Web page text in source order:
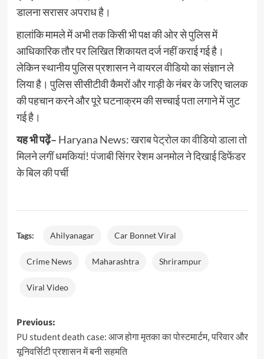
डालना सरासर अपराध है।
हालांकि मामले में अभी तक किसी भी पक्ष की ओर से पुलिस में
आधिकारिक तौर पर लिखित शिकायत दर्ज नहीं कराई गई है।
लेकिन स्थानीय पुलिस प्रशासन ने वायरल वीडियो का संज्ञान ले
लिया है। पुलिस सीसीटीवी कैमरों और गाड़ी के नंबर के जरिए चालक
की पहचान करने और पूरे घटनाक्रम की सच्चाई पता लगाने में जुट
गई है।
यह भी पढ़ें– Haryana News: खराब पेट्रोल का वीडियो डाला तो
मिलने लगीं धमकियां! पंजाबी सिंगर रेशम अनमोल ने दिखाई डिफेंडर
के बिल की पर्ची
Tags: Ahilyanagar Car Bonnet Viral
Crime News Maharashtra Shrirampur
Viral Video
Post
navigation
Previous:
PU student death case: आज होगा मृतका का पोस्टमार्टम, परिवार और
यूनिवर्सिटी प्रशासन में बनी सहमति